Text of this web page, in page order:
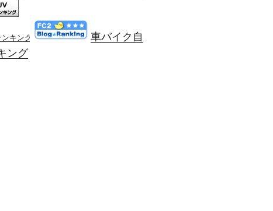
キング
車バイク自
ング